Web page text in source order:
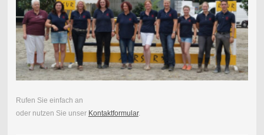
Rufen Sie einfach an
oder nutzen Sie unser Kontaktformular.